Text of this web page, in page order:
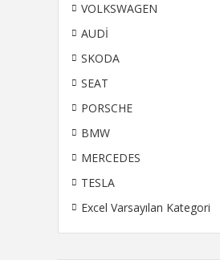
VOLKSWAGEN
AUDİ
SKODA
SEAT
PORSCHE
BMW
MERCEDES
TESLA
Excel Varsayılan Kategori